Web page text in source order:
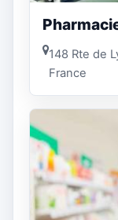
148 Rte de
France